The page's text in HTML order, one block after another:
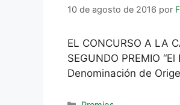
10 de agosto de 2016 por
EL CONCURSO A LA
SEGUNDO PREMIO
Denominación de